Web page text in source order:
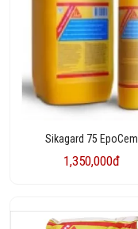
Sikagard 75 EpoCem
1,350,000đ